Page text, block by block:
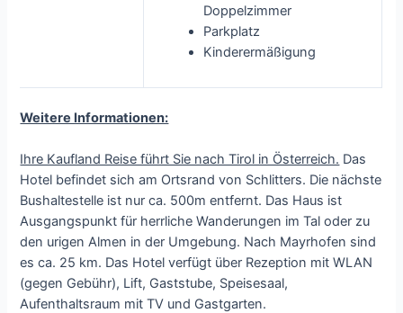
Doppelzimmer
Parkplatz
Kinderermäßigung
Weitere Informationen:
Ihre Kaufland Reise führt Sie nach Tirol in Österreich. Das
Hotel befindet sich am Ortsrand von Schlitters. Die nächste
Bushaltestelle ist nur ca. 500m entfernt. Das Haus ist
Ausgangspunkt für herrliche Wanderungen im Tal oder zu
den urigen Almen in der Umgebung. Nach Mayrhofen sind
es ca. 25 km. Das Hotel verfügt über Rezeption mit WLAN
(gegen Gebühr), Lift, Gaststube, Speisesaal,
Aufenthaltsraum mit TV und Gastgarten.